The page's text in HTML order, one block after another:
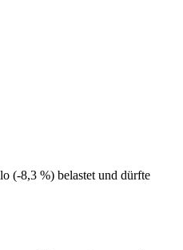
(-8,3 %) belastet und dürfte